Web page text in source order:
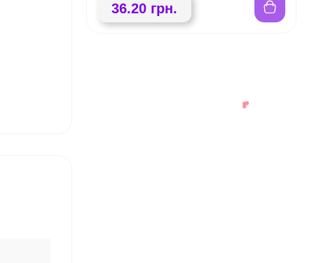
36.20 грн.